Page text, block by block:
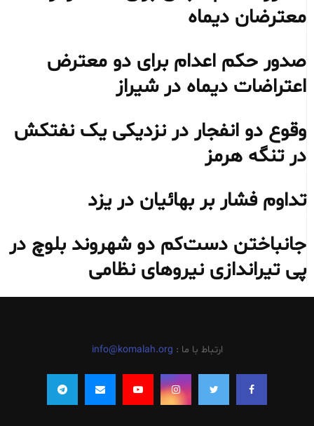
معترضان دیماه
صدور حکم اعدام برای دو معترض
اعتراضات دیماه در شیراز
وقوع دو انفجار در نزدیکی یک نفتکش
در تنگه هرمز
تداوم فشار بر بهائیان در یزد
جانباختن دست‌کم دو شهروند بلوچ در
پی تیراندازی نیروهای نظامی
ارتباط با ما : info@komalah.org